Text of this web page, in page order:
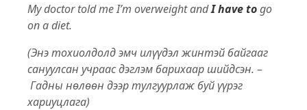
My doctor told me I’m overweight andI have togo
on a diet.
(Энэ тохиолдолд эмч илүүдэл жинтэй байгааг
сануулсан учраас дэглэм барихаар шийдсэн. –
Гадны нөлөөн дээр тулгуурлаж буй үүрэг
хариуцлага)